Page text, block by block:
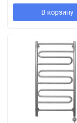
В корзину